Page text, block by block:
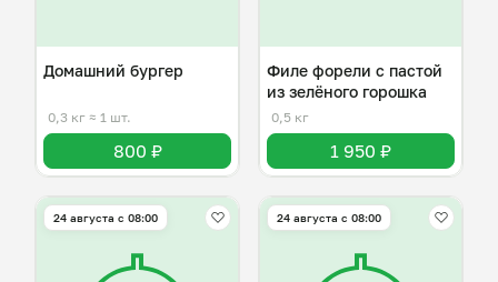
Домашний бургер
0,3 кг ≈ 1 шт.
800 ₽
Филе форели с пастой
из зелёного горошка
0,5 кг
1 950 ₽
24 августа с 08:00 24 августа с 08:00